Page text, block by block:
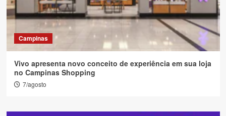
Campinas
Vivo apresenta novo conceito de experiência em sua loja
no Campinas Shopping
7/agosto